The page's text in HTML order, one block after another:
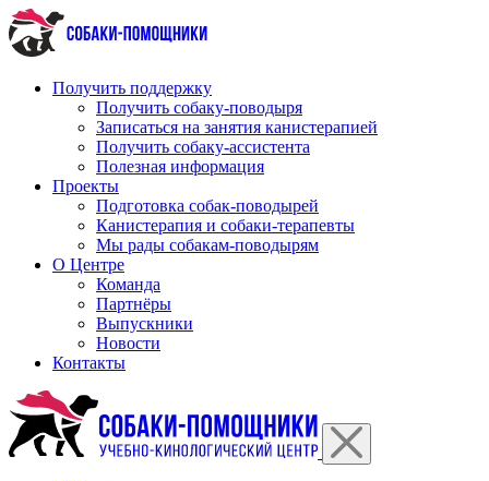
Перейти
к
содержимому
Получить поддержку
Получить собаку-поводыря
Записаться на занятия канистерапией
Получить собаку-ассистента
Полезная информация
Проекты
Подготовка собак-поводырей
Канистерапия и собаки-терапевты
Мы рады собакам-поводырям
О Центре
Команда
Партнёры
Выпускники
Новости
Контакты